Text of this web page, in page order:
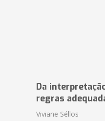
Da
regras
Viviane Séllos